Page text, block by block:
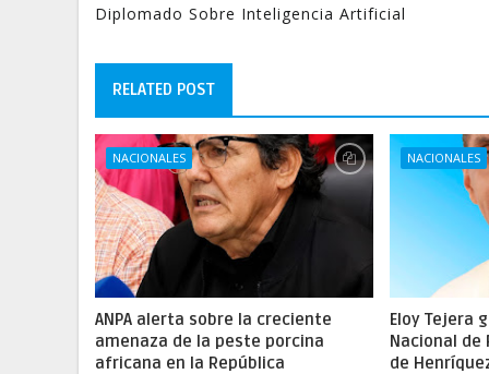
Diplomado Sobre Inteligencia Artificial
RELATED POST
NACIONALES
ANPA alerta sobre la creciente
amenaza de la peste porcina
africana en la República
NACIONALES
Eloy Tejera
Nacional de
de